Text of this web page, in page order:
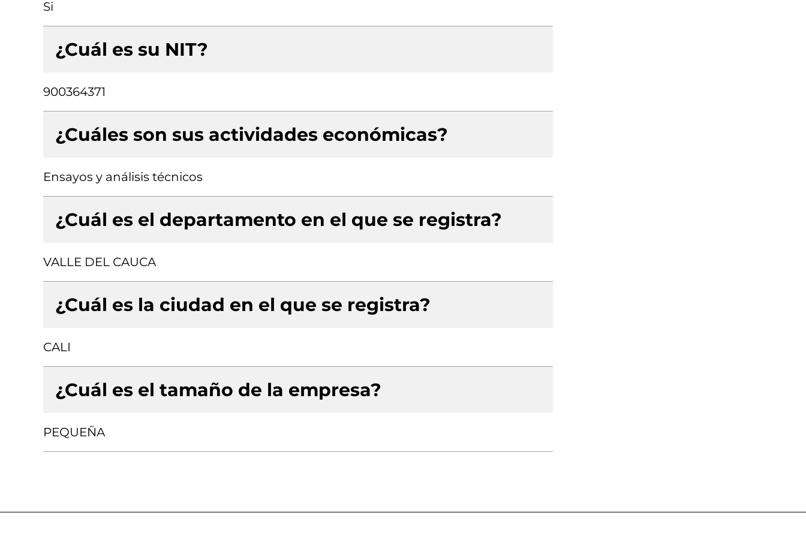
Si
¿Cuál es su NIT?
900364371
¿Cuáles son sus actividades económicas?
Ensayos y análisis técnicos
¿Cuál es el departamento en el que se registra?
VALLE DEL CAUCA
¿Cuál es la ciudad en el que se registra?
CALI
¿Cuál es el tamaño de la empresa?
PEQUEÑA